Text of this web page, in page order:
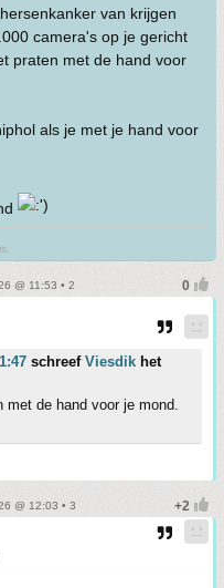
van krijgen
camera's op je gericht
praten met de hand voor
als je met je hand voor
@ 11:53 • 2
schreef Viesdik het
met de hand voor je mond.
@ 12:03 • 3